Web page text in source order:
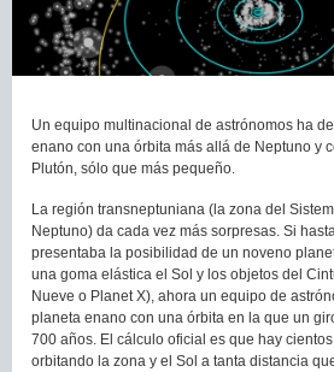
Un equipo multinacional de astrónomos ha
enano con una órbita más allá de Neptuno y
Plutón, sólo que más pequeño.
La región transneptuniana (la zona del
Neptuno) da cada vez más sorpresas. Si
presentaba la posibilidad de un noveno
una goma elástica el Sol y los objetos del
Nueve o Planet X), ahora un equipo de
planeta enano con una órbita en la que un
700 años. El cálculo oficial es que hay
orbitando la zona y el Sol a tanta distancia